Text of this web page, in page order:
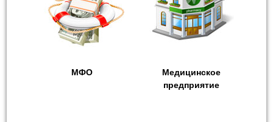
МФО
Медицинское
предприятие